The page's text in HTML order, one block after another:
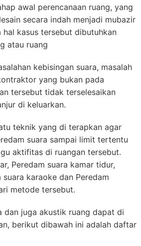
awal perencanaan ruang, yang
secara indah menjadi mubazir
kasus tersebut dibutuhkan
atau ruang
kebisingan suara, masalah
yang bukan pada
tersebut tidak terselesaikan
di keluarkan.
teknik yang di terapkan agar
suara sampai limit tertentu
aktifitas di ruangan tersebut.
Peredam suara kamar tidur,
karaoke dan Peredam
metode tersebut.
dan juga akustik ruang dapat di
berikut dibawah ini adalah daftar